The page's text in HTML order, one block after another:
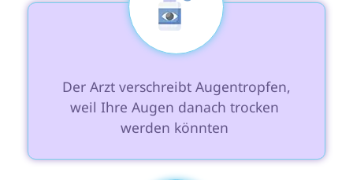
weil Ihre Augen danach trocken
werden könnten